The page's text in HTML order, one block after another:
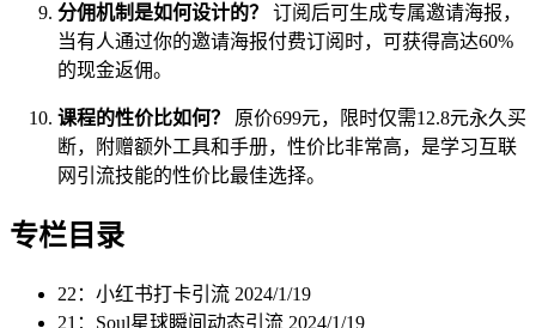
分佣机制是如何设计的？
订阅后可生成专属邀请海报，
当有人通过你的邀请海报付费订阅时，可获得高达60%
的现金返佣。
课程的性价比如何？
原价699元，限时仅需12.8元永久买
断，附赠额外工具和手册，性价比非常高，是学习互联
网引流技能的性价比最佳选择。
专栏目录
22：小红书打卡引流 2024/1/19
21：Soul星球瞬间动态引流 2024/1/19